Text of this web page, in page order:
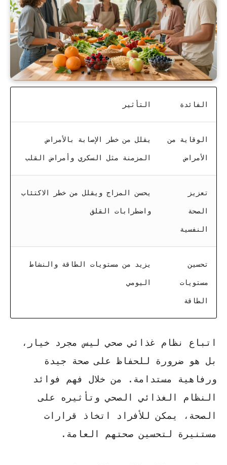
الفائدة التأثير
الوقاية من
الأمراض
يقلل من خطر الإصابة بالأمراض
المزمنة مثل السكري وأمراض القلب
تعزيز
الصحة
النفسية
يحسن المزاج ويقلل من خطر الاكتئاب
واضطرابات القلق
تحسين
مستويات
الطاقة
يزيد من مستويات الطاقة والنشاط
اليومي
اتباع نظام غذائيصحي ليس مجرد خيار،
بل هو ضرورة للحفاظ على صحة جيدة
ورفاهية مستدامة. من خلال فهم
فوائد
النظام الغذائيالصحي وتأثيره على
الصحة، يمكن للأفراد اتخاذ قرارات
مستنيرة لتحسين صحتهم العامة.